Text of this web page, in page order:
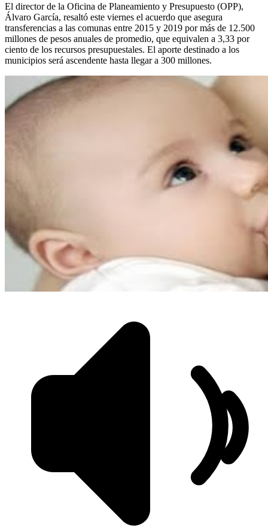
El director de la Oficina de Planeamiento y Presupuesto (OPP),
Álvaro García, resaltó este viernes el acuerdo que asegura
transferencias a las comunas entre 2015 y 2019 por más de 12.500
millones de pesos anuales de promedio, que equivalen a 3,33 por
ciento de los recursos presupuestales. El aporte destinado a los
municipios será ascendente hasta llegar a 300 millones.